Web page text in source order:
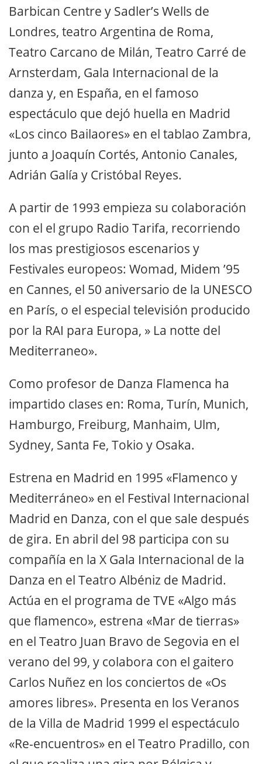
Barbican Centre y Sadler’s Wells de
Londres, teatro Argentina de Roma,
Teatro Carcano de Milán, Teatro Carré de
Arnsterdam, Gala Internacional de la
danza y, en España, en el famoso
espectáculo que dejó huella en Madrid
«Los cinco Bailaores» en el tablao Zambra,
junto a Joaquín Cortés, Antonio Canales,
Adrián Galía y Cristóbal Reyes.
A partir de 1993 empieza su colaboración
con el el grupo Radio Tarifa, recorriendo
los mas prestigiosos escenarios y
Festivales europeos: Womad, Midem ’95
en Cannes, el 50 aniversario de la UNESCO
en París, o el especial televisión producido
por la RAI para Europa, » La notte del
Mediterraneo».
Como profesor de Danza Flamenca ha
impartido clases en: Roma, Turín, Munich,
Hamburgo, Freiburg, Manhaim, Ulm,
Sydney, Santa Fe, Tokio y Osaka.
Estrena en Madrid en 1995 «Flamenco y
Mediterráneo» en el Festival Internacional
Madrid en Danza, con el que sale después
de gira. En abril del 98 participa con su
compañía en la X Gala Internacional de la
Danza en el Teatro Albéniz de Madrid.
Actúa en el programa de TVE «Algo más
que flamenco», estrena «Mar de tierras»
en el Teatro Juan Bravo de Segovia en el
verano del 99, y colabora con el gaitero
Carlos Nuñez en los conciertos de «Os
amores libres». Presenta en los Veranos
de la Villa de Madrid 1999 el espectáculo
«Re-encuentros» en el Teatro Pradillo, con